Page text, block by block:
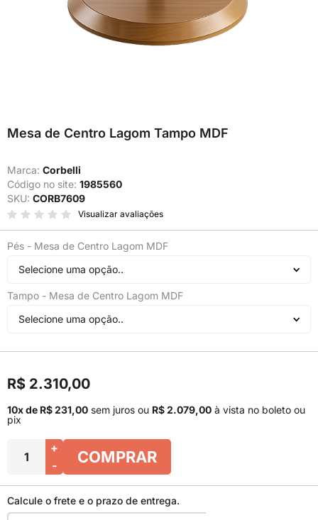
Mesa de Centro Lagom Tampo MDF
Marca: Corbelli
Código no site: 1985560
SKU: CORB7609
Visualizar avaliações
Pés - Mesa de Centro Lagom MDF
Selecione uma opção..
Tampo - Mesa de Centro Lagom MDF
Selecione uma opção..
R$ 2.310,00
10x de R$ 231,00 sem juros ou R$ 2.079,00 à vista no boleto ou
pix
+
-
COMPRAR
Calcule o frete e o prazo de entrega.